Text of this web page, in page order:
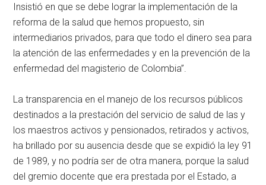
Insistió en que se debe lograr la implementación de la
reforma de la salud que hemos propuesto, sin
intermediarios privados, para que todo el dinero sea para
la atención de las enfermedades y en la prevención de la
enfermedad del magisterio de Colombia”.
La transparencia en el manejo de los recursos públicos
destinados a la prestación del servicio de salud de las y
los maestros activos y pensionados, retirados y activos,
ha brillado por su ausencia desde que se expidió la ley 91
de 1989, y no podría ser de otra manera, porque la salud
del gremio docente que era prestada por el Estado, a